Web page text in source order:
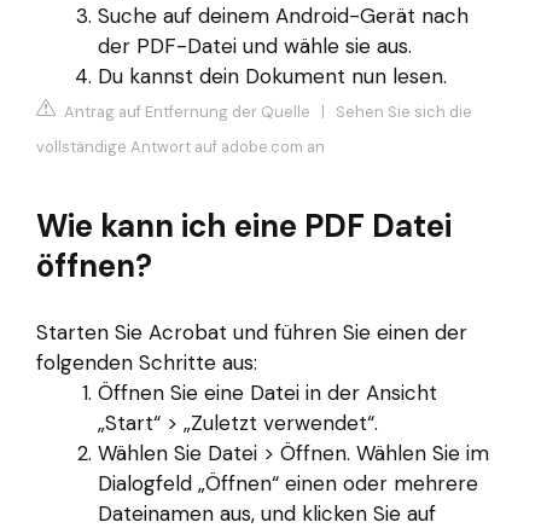
Suche auf deinem Android-Gerät nach
der PDF-Datei und wähle sie aus.
Du kannst dein Dokument nun lesen.
Antrag auf Entfernung der Quelle | Sehen Sie sich die
vollständige Antwort auf adobe.com an
Wie kann ich eine PDF Datei
öffnen?
Starten Sie Acrobat und führen Sie einen der
folgenden Schritte aus:
Öffnen Sie eine Datei in der Ansicht
„Start“ > „Zuletzt verwendet“.
Wählen Sie Datei > Öffnen. Wählen Sie im
Dialogfeld „Öffnen“ einen oder mehrere
Dateinamen aus, und klicken Sie auf